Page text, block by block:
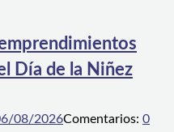
Día de la Niñez
08/2026Comentarios: 0